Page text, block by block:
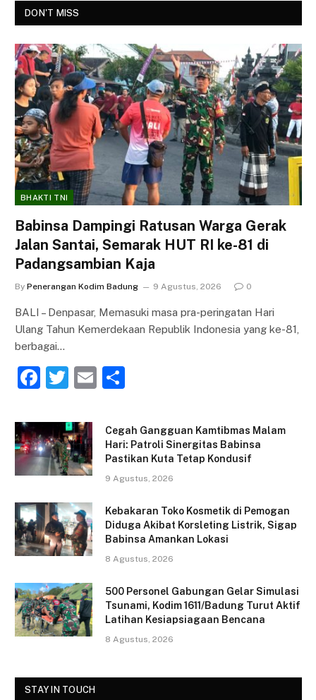
DON'T MISS
BHAKTI TNI
Babinsa Dampingi Ratusan Warga Gerak
Jalan Santai, Semarak HUT RI ke-81 di
Padangsambian Kaja
By Penerangan Kodim Badung 9 Agustus, 2026 0
BALI – Denpasar, Memasuki masa pra-peringatan Hari
Ulang Tahun Kemerdekaan Republik Indonesia yang ke-81,
berbagai…
F
c
e
b
o
k
T
itt
er
E
ai ar
e
Cegah Gangguan Kamtibmas Malam
Hari: Patroli Sinergitas Babinsa
Pastikan Kuta Tetap Kondusif
9 Agustus, 2026
Kebakaran Toko Kosmetik di Pemogan
Diduga Akibat Korsleting Listrik, Sigap
Babinsa Amankan Lokasi
8 Agustus, 2026
500 Personel Gabungan Gelar Simulasi
Tsunami, Kodim 1611/Badung Turut Aktif
Latihan Kesiapsiagaan Bencana
8 Agustus, 2026
STAY IN TOUCH